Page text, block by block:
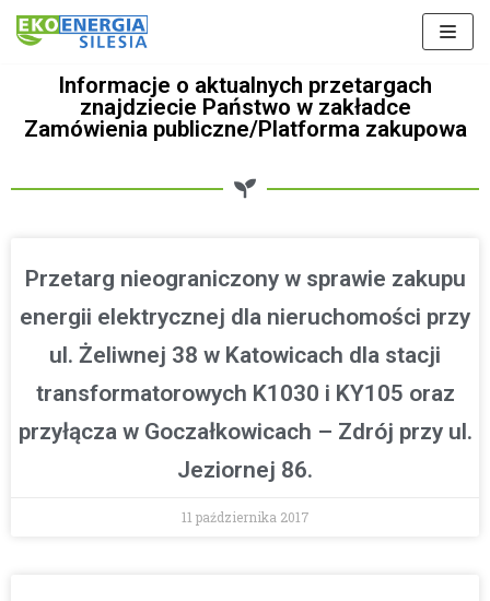
treści
Informacje o aktualnych przetargach
znajdziecie Państwo w zakładce
Zamówienia publiczne/Platforma zakupowa
Przetarg nieograniczony w sprawie zakupu
energii elektrycznej dla nieruchomości przy
ul. Żeliwnej 38 w Katowicach dla stacji
transformatorowych K1030 i KY105 oraz
przyłącza w Goczałkowicach – Zdrój przy ul.
Jeziornej 86.
11 października 2017